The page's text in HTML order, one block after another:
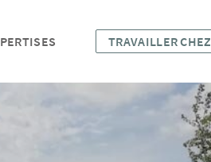
TRAVAILLER CHEZ